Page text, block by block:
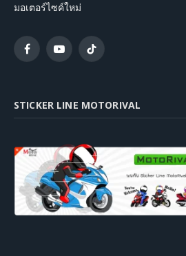
มอเตอร์ไซค์ใหม่
FacebookYouTubeTikTok
STICKER LINE MOTORIVAL